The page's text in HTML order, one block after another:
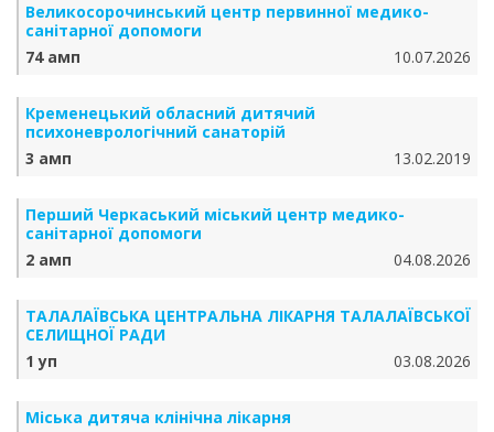
Великосорочинський центр первинної медико-
санітарної допомоги
74 амп
10.07.2026
Кременецький обласний дитячий
психоневрологічний санаторій
3 амп
13.02.2019
Перший Черкаський міський центр медико-
санітарної допомоги
2 амп
04.08.2026
ТАЛАЛАЇВСЬКА ЦЕНТРАЛЬНА ЛІКАРНЯ ТАЛАЛАЇВСЬКОЇ
СЕЛИЩНОЇ РАДИ
1 уп
03.08.2026
Міська дитяча клінічна лікарня